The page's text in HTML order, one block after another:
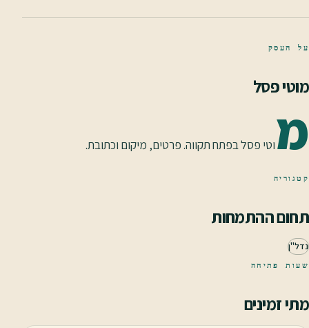
על העסק
מוטי פסל
מוטי פסל בפתח תקווה. פרטים, מיקום וכתובת.
קטגוריה
תחום ההתמחות
נדל"ן
שעות פתיחה
מתי זמינים